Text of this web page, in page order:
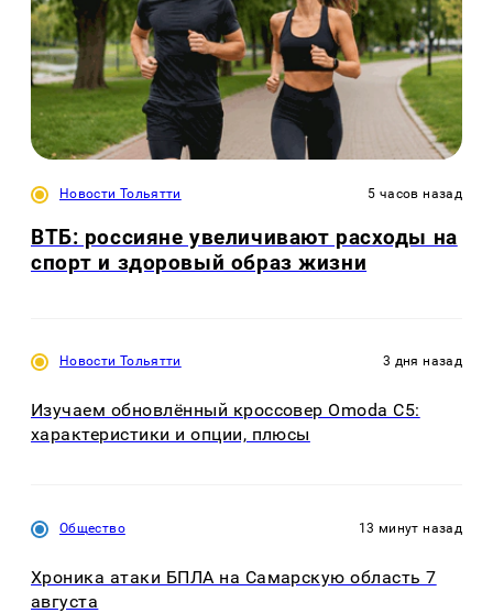
Новости Тольятти 5 часов назад
ВТБ: россияне увеличивают расходы на
спорт и здоровый образ жизни
Новости Тольятти 3 дня назад
Изучаем обновлённый кроссовер Omoda C5:
характеристики и опции, плюсы
Общество 13 минут назад
Хроника атаки БПЛА на Самарскую область 7
августа